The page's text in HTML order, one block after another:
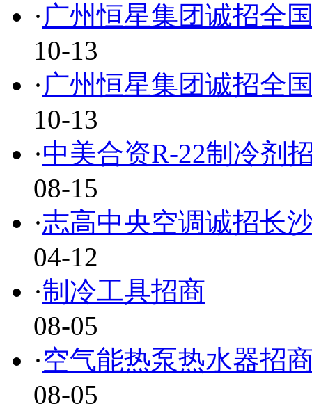
·广州恒星集团诚招全
10-13
·广州恒星集团诚招全
10-13
·中美合资R-22制冷剂
08-15
·志高中央空调诚招长
04-12
·制冷工具招商
08-05
·空气能热泵热水器招
08-05